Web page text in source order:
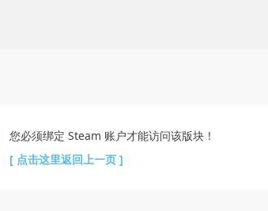
您必须绑定 Steam 账户才能访问该版块！
[ 点击这里返回上一页 ]